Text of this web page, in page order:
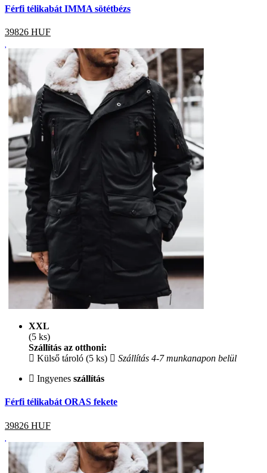
Férfi télikabát IMMA sötétbézs
39826 HUF
XXL
(5 ks)
Szállítás az otthoni:
Külső tároló (5 ks)
Szállítás 4-7 munkanapon belül
Ingyenes szállítás
Férfi télikabát ORAS fekete
39826 HUF